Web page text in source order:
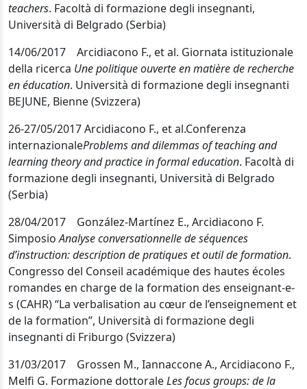
teachers. Facoltà di formazione degli insegnanti,
Università di Belgrado (Serbia)
14/06/2017 Arcidiacono F., et al. Giornata istituzionale
della ricerca Une politique ouverte en matière de recherche
en éducation. Università di formazione degli insegnanti
BEJUNE, Bienne (Svizzera)
26-27/05/2017Arcidiacono F., et al.Conferenza
internazionaleProblems and dilemmas of teaching and
learning theory and practice in formal education. Facoltà di
formazione degli insegnanti, Università di Belgrado
(Serbia)
28/04/2017 González-Martínez E., Arcidiacono F.
SimposioAnalyse conversationnelle de séquences
d’instruction: description de pratiques et outil de formation.
Congresso del Conseil académique des hautes écoles
romandes en charge de la formation des enseignant-e-
s (CAHR) “La verbalisation au cœur de l’enseignement et
de la formation”, Università di formazione degli
insegnanti di Friburgo (Svizzera)
31/03/2017 Grossen M., IannacconeA., Arcidiacono F.,
Melfi G. Formazione dottoraleLes focus groups: de la